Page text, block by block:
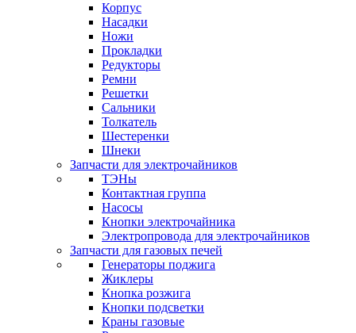
Корпус
Насадки
Ножи
Прокладки
Редукторы
Ремни
Решетки
Сальники
Толкатель
Шестеренки
Шнеки
Запчасти для электрочайников
ТЭНы
Контактная группа
Насосы
Кнопки электрочайника
Электропровода для электрочайников
Запчасти для газовых печей
Генераторы поджига
Жиклеры
Кнопка розжига
Кнопки подсветки
Краны газовые